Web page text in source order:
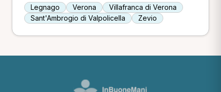
Legnago Verona
Villafranca di Verona
Sant'Ambrogio di Valpolicella
Zevio